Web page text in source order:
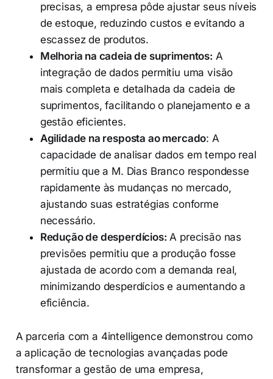
precisas, a empresa pôde ajustar seus níveis
de estoque, reduzindo custos e evitando a
escassez de produtos.
Melhoria na cadeia de suprimentos: A
integração de dados permitiu uma visão
mais completa e detalhada da cadeia de
suprimentos, facilitando o planejamento e a
gestão eficientes.
Agilidade na resposta ao mercado: A
capacidade de analisar dados em tempo real
permitiu que a M. Dias Branco respondesse
rapidamente às mudanças no mercado,
ajustando suas estratégias conforme
necessário.
Redução de desperdícios: A precisão nas
previsões permitiu que a produção fosse
ajustada de acordo com a demanda real,
minimizando desperdícios e aumentando a
eficiência.
A parceria com a 4intelligence demonstrou como
a aplicação de tecnologias avançadas pode
transformar a gestão de uma empresa,